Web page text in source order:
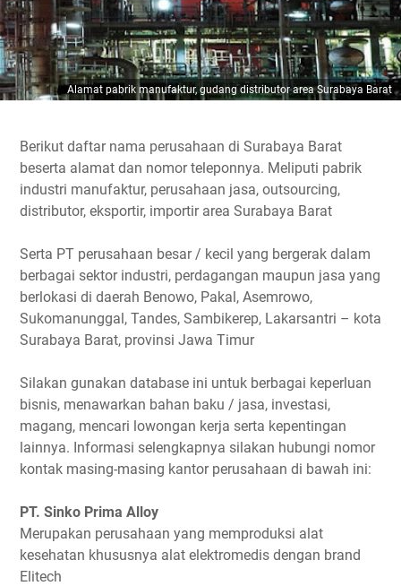
Alamat pabrik manufaktur, gudang distributor area Surabaya Barat
Berikut daftar nama perusahaan di Surabaya Barat
beserta alamat dan nomor teleponnya. Meliputi pabrik
industri manufaktur, perusahaan jasa, outsourcing,
distributor, eksportir, importir area Surabaya Barat
Serta PT perusahaan besar / kecil yang bergerak dalam
berbagai sektor industri, perdagangan maupun jasa yang
berlokasi di daerah Benowo, Pakal, Asemrowo,
Sukomanunggal, Tandes, Sambikerep, Lakarsantri – kota
Surabaya Barat, provinsi Jawa Timur
Silakan gunakan database ini untuk berbagai keperluan
bisnis, menawarkan bahan baku / jasa, investasi,
magang, mencari lowongan kerja serta kepentingan
lainnya. Informasi selengkapnya silakan hubungi nomor
kontak masing-masing kantor perusahaan di bawah ini:
PT. Sinko Prima Alloy
Merupakan perusahaan yang memproduksi alat
kesehatan khususnya alat elektromedis dengan brand
Elitech